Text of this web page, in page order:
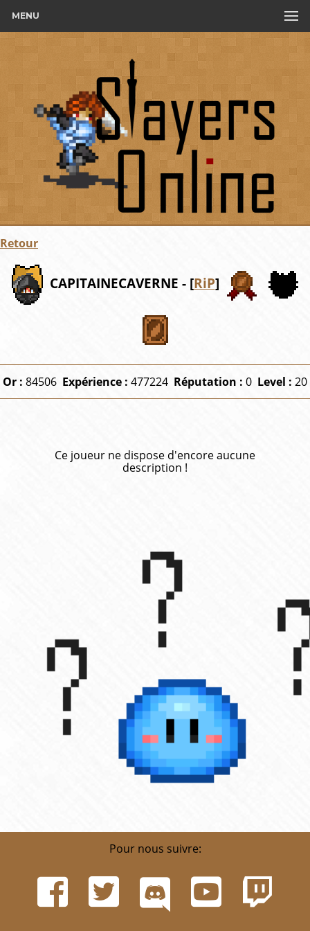
MENU
Retour
CAPITAINECAVERNE - [RiP]
Or : 84506 Expérience : 477224 Réputation : 0 Level : 20
Ce joueur ne dispose d'encore aucune
description !
Pour nous suivre: